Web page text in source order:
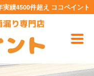
績4500件超え ココペイント